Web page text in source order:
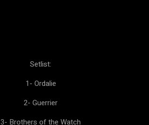
Setlist:
1- Ordalie
2- Guerrier
3- Brothers of the Watch